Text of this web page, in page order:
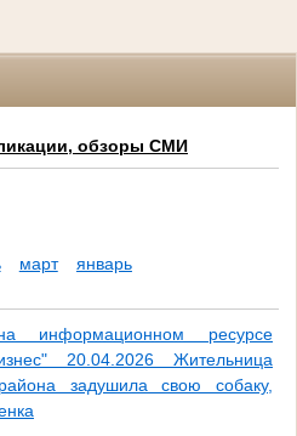
обзоры СМИ
март
январь
информационном ресурсе
20.04.2026 Жительница
задушила свою собаку,